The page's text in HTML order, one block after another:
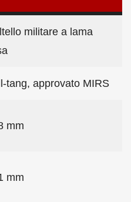
militare a lama
tang, approvato MIRS
mm
mm